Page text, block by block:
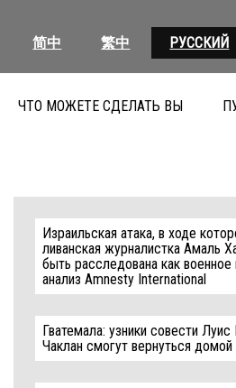
简中 繁中 РУССКИЙ
ЧТО МОЖЕТЕ СДЕЛАТЬ ВЫ
Израильская атака, в ходе
ливанская журналистка Амаль
быть расследована как
анализ Amnesty International
Гватемала: узники совести
Чаклан смогут вернуться